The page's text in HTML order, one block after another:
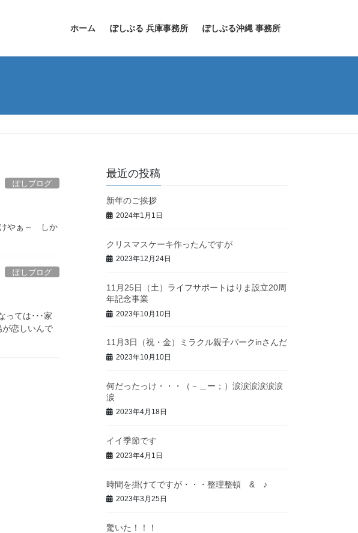
ホーム ぽしぶる 兵庫事務所 ぽしぶる沖縄 事務所
ぽしブログ
やぁ～ しか
ぽしブログ
っては･･･家
恋しいんで
最近の投稿
新年のご挨拶
2024年1月1日
クリスマスケーキ作ったんですが
2023年12月24日
11月25日（土）ライフサポートはりま設立20周
年記念事業
2023年10月10日
11月3日（祝・金）ミラクル親子パークinさんだ
2023年10月10日
何だったっけ・・・（－＿ー；）涙涙涙涙涙涙
涙
2023年4月18日
イイ季節です
2023年4月1日
時間を掛けてですが・・・整理整頓 & ♪
2023年3月25日
驚いた！！！